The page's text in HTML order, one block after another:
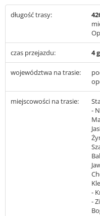
długość trasy:
czas przejazdu: 4
województwa na trasie:
miejscowości na trasie:
-
-
-